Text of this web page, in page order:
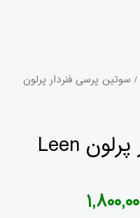
/ سوتین پرسی فنردار پرلون
سوتین پرسی فنردار پرلون Leen